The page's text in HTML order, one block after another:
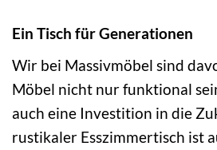
Ein Tisch für Generationen
Wir bei Massivmöbel sind
Möbel nicht nur funktional
auch eine Investition in die
rustikaler Esszimmertisch ist